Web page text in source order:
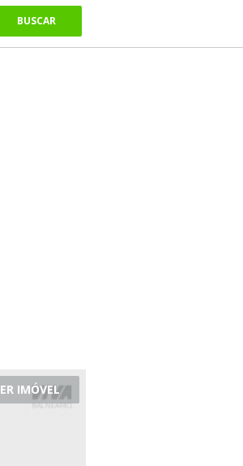
BUSCAR
IMÓVEL